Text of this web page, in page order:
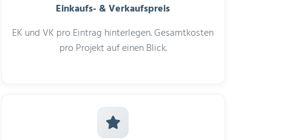
Einkaufs- & Verkaufspreis
EK und VK pro Eintrag hinterlegen. Gesamtkosten
pro Projekt auf einen Blick.